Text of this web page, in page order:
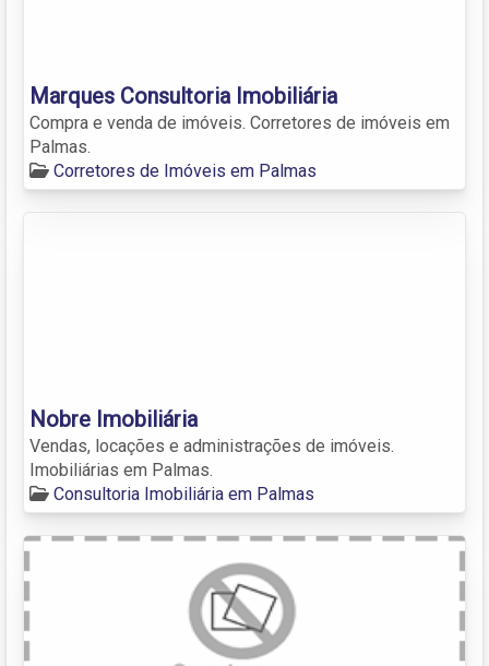
Marques Consultoria Imobiliária
Compra e venda de imóveis. Corretores de imóveis em
Palmas.
Corretores de Imóveis em Palmas
Nobre Imobiliária
Vendas, locações e administrações de imóveis.
Imobiliárias em Palmas.
Consultoria Imobiliária em Palmas